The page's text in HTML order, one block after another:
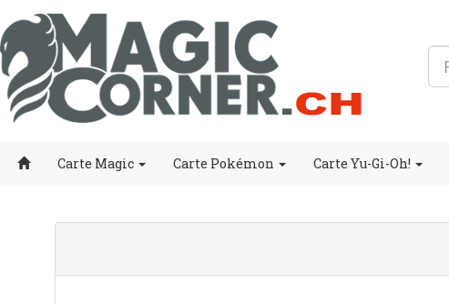
Carte Magic Carte Pokémon Carte Yu-Gi-Oh!